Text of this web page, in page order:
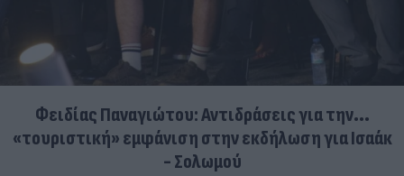
Φειδίας Παναγιώτου: Αντιδράσεις για την...
«τουριστική» εμφάνιση στην εκδήλωση για Ισαάκ
- Σολωμού